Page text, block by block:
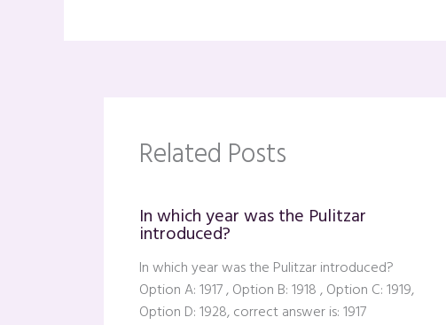
Related Posts
In which year was the Pulitzar
introduced?
In which year was the Pulitzar introduced?
Option A: 1917 , Option B: 1918 , Option C: 1919,
Option D: 1928, correct answer is: 1917